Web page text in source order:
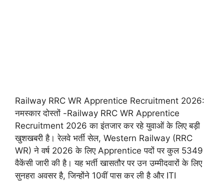
Railway RRC WR Apprentice Recruitment 2026:
नमस्कार दोस्तों -Railway RRC WR Apprentice
Recruitment 2026 का इंतजार कर रहे युवाओं के लिए बड़ी
खुशखबरी है। रेलवे भर्ती सेल, Western Railway (RRC
WR) ने वर्ष 2026 के लिए Apprentice पदों पर कुल 5349
वैकेंसी जारी की है। यह भर्ती खासतौर पर उन उम्मीदवारों के लिए
सुनहरा अवसर है, जिन्होंने 10वीं पास कर ली है और ITI